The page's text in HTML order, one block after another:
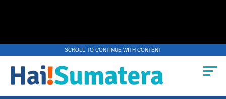
SCROLL TO CONTINUE WITH CONTENT